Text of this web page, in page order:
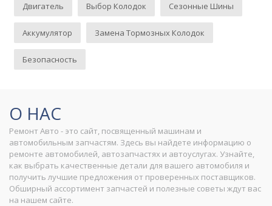
Двигатель Выбор Колодок Сезонные Шины
Аккумулятор Замена Тормозных Колодок
Безопасность
О НАС
Ремонт Авто - это сайт, посвященный машинам и
автомобильным запчастям. Здесь вы найдете информацию о
ремонте автомобилей, автозапчастях и автоуслугах. Узнайте,
как выбрать качественные детали для вашего автомобиля и
получить лучшие предложения от проверенных поставщиков.
Обширный ассортимент запчастей и полезные советы ждут вас
на нашем сайте.